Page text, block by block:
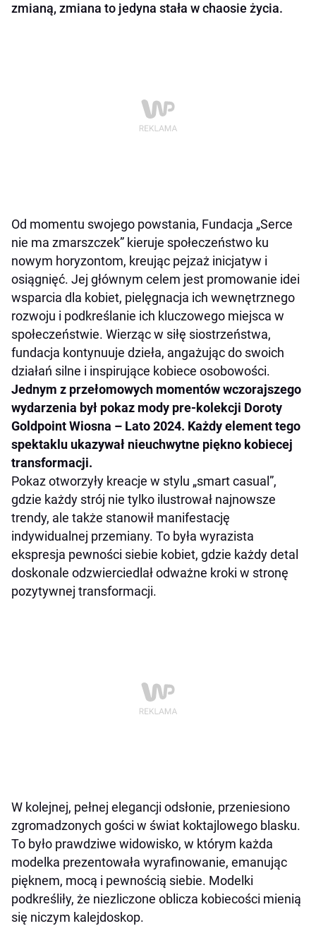
zmianą, zmiana to jedyna stała w chaosie życia.
Od momentu swojego powstania, Fundacja „Serce
nie ma zmarszczek” kieruje społeczeństwo ku
nowym horyzontom, kreując pejzaż inicjatyw i
osiągnięć. Jej głównym celem jest promowanie idei
wsparcia dla kobiet, pielęgnacja ich wewnętrznego
rozwoju i podkreślanie ich kluczowego miejsca w
społeczeństwie. Wierząc w siłę siostrzeństwa,
fundacja kontynuuje dzieła, angażując do swoich
działań silne i inspirujące kobiece osobowości.
Jednym z przełomowych momentów wczorajszego
wydarzenia był pokaz mody pre-kolekcji Doroty
Goldpoint Wiosna – Lato 2024. Każdy element tego
spektaklu ukazywał nieuchwytne piękno kobiecej
transformacji.
Pokaz otworzyły kreacje w stylu „smart casual”,
gdzie każdy strój nie tylko ilustrował najnowsze
trendy, ale także stanowił manifestację
indywidualnej przemiany. To była wyrazista
ekspresja pewności siebie kobiet, gdzie każdy detal
doskonale odzwierciedlał odważne kroki w stronę
pozytywnej transformacji.
W kolejnej, pełnej elegancji odsłonie, przeniesiono
zgromadzonych gości w świat koktajlowego blasku.
To było prawdziwe widowisko, w którym każda
modelka prezentowała wyrafinowanie, emanując
pięknem, mocą i pewnością siebie. Modelki
podkreśliły, że niezliczone oblicza kobiecości mienią
się niczym kalejdoskop.